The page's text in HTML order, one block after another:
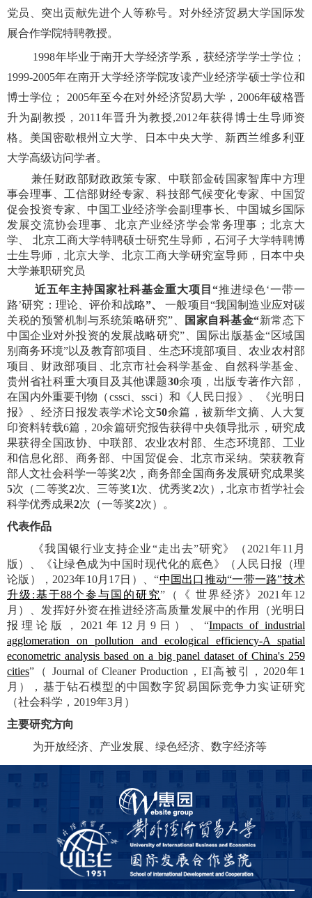
党员、突出贡献先进个人等称号。对外经济贸易大学国际发
展合作学院特聘教授。
1998年毕业于南开大学经济学系，获经济学学士学位；
1999-2005年在南开大学经济学院攻读产业经济学硕士学位和
博士学位； 2005年至今在对外经济贸易大学，2006年破格晋
升为副教授，2011年晋升为教授,2012年获得博士生导师资
格。美国密歇根州立大学、日本中央大学、新西兰维多利亚
大学高级访问学者。
兼任财政部财政政策专家、中联部金砖国家智库中方理
事会理事、工信部财经专家、科技部气候变化专家、中国贸
促会投资专家、中国工业经济学会副理事长、中国城乡国际
发展交流协会理事、北京产业经济学会常务理事；北京大
学、 北京工商大学特聘硕士研究生导师，石河子大学特聘博
士生导师，北京大学、北京工商大学研究室导师，日本中央
大学兼职研究员
近五年主持国家社科基金重大项目“推进绿色‘一带一
路’研究：理论、评价和战略”、
一般项目“我国制造业应对碳
关税的预警机制与系统策略研究”、
国家自科基金“新常态下
中国企业对外投资的发展战略研究”、国际出版基金“区域国
别商务环境”以及教育部项目、生态环境部项目、农业农村部
项目、财政部项目、北京市社会科学基金、自然科学基金、
贵州省社科重大项目及其他课题30余项，出版专著作六部，
在国内外重要刊物（cssci、ssci）和《人民日报》、《光明日
报》、经济日报发表学术论文50余篇，被新华文摘、人大复
印资料转载6篇，20余篇研究报告获得中央领导批示，研究成
果获得全国政协、中联部、农业农村部、生态环境部、工业
和信息化部、商务部、中国贸促会、北京市采纳。荣获教育
部人文社会科学一等奖2次，商务部全国商务发展研究成果奖
5次（二等奖2次、三等奖1次、优秀奖2次）, 北京市哲学社会
科学优秀成果2次（一等奖2次）。
代表作品
《我国银行业支持企业“走出去”研究》（2021年11月
版）、《让绿色成为中国时现代化的底色》（人民日报（理
论版），2023年10月17日）、“中国出口推动“一带一路”技术
升级:基于88个参与国的研究”（《 世界经济》2021年12
月）、发挥好外资在推进经济高质量发展中的作用（光明日
报理论版，2021年12月9日）、“Impacts of industrial
agglomeration on pollution and ecological efficiency-A spatial
econometric analysis based on a big panel dataset of China's 259
cities”（ Journal of Cleaner Production，EI高被引，2020年1
月），基于钻石模型的中国数字贸易国际竞争力实证研究
（社会科学，2019年3月）
主要研究方向
为开放经济、产业发展、绿色经济、数字经济等